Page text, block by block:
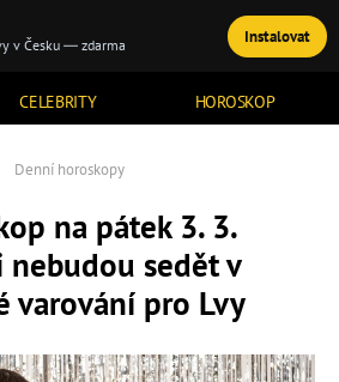
CELEBRITY HOROSKOP
TÉMATA
Denní horoskopy
na pátek 3. 3.
sedět v
varování pro Lvy
v Česku — zdarma Instalovat